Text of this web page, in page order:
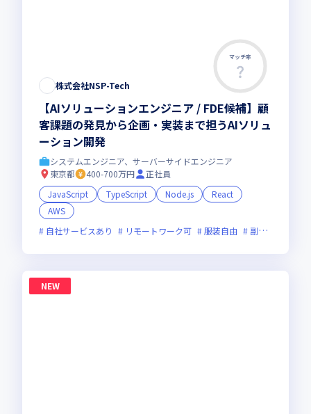
マッチ率
株式会社NSP-Tech
【AIソリューションエンジニア / FDE候補】顧
客課題の発見から企画・実装まで担うAIソリュ
ーション開発
システムエンジニア、サーバーサイドエンジニア
東京都
400-700万円
正社員
JavaScript
TypeScript Node.js
React
AWS
自社サービスあり
リモートワーク可 服装自由 副業可
NEW